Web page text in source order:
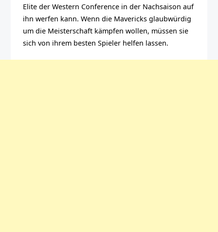
Elite der Western Conference in der Nachsaison auf
ihn werfen kann. Wenn die Mavericks glaubwürdig
um die Meisterschaft kämpfen wollen, müssen sie
sich von ihrem besten Spieler helfen lassen.